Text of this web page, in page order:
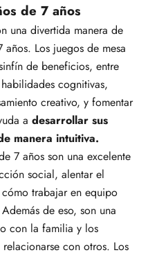
de 7 años
una divertida manera de
Los juegos de mesa
de beneficios, entre
cognitivas,
creativo, y fomentar
a desarrollar sus
manera intuitiva.
7 años son una excelente
social, alentar el
trabajar en equipo
de eso, son una
con la familia y los
con otros. Los